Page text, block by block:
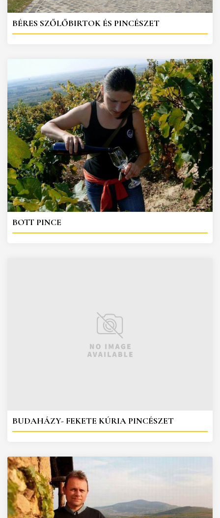
BÉRES SZŐLŐBIRTOK ÉS PINCÉSZET
BOTT PINCE
BUDAHÁZY- FEKETE KÚRIA PINCÉSZET